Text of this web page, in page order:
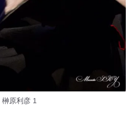
榊原利彦 1